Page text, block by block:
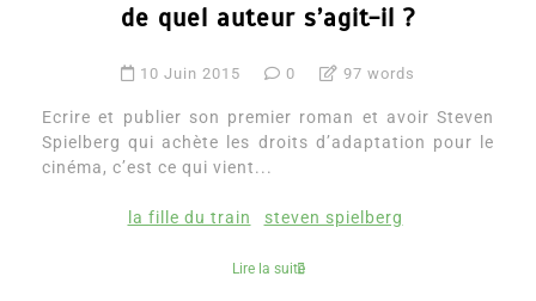
de quel auteur s’agit-il ?
10 Juin 2015 0 97 words
Ecrire et publier son premier roman et avoir Steven
Spielberg qui achète les droits d’adaptation pour le
cinéma, c’est ce qui vient...
la fille du train steven spielberg
Lire la suite